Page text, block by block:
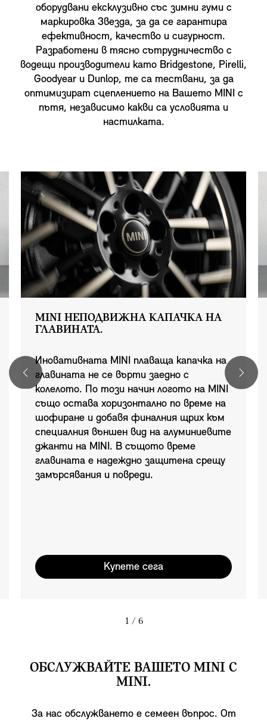
оборудвани ексклузивно със зимни гуми с
маркировка Звезда, за да се гарантира
ефективност, качество и сигурност.
Разработени в тясно сътрудничество с
водещи производители като Bridgestone, Pirelli,
Goodyear и Dunlop, те са тествани, за да
оптимизират сцеплението на Вашето MINI с
пътя, независимо какви са условията и
настилката.
MINI НЕПОДВИЖНА КАПАЧКА НА
ГЛАВИНАТА.
Иновативната MINI плаваща капачка на
главината не се върти заедно с
колелото. По този начин логото на MINI
също остава хоризонтално по време на
шофиране и добавя финалния щрих към
специалния външен вид на алуминиевите
джанти на MINI. В същото време
главината е надеждно защитена срещу
замърсявания и повреди.
Купете сега
1 / 6
ОБСЛУЖВАЙТЕ ВАШЕТО MINI С
MINI.
За нас обслужването е семеен въпрос. От